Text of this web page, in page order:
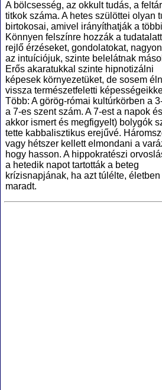
A bölcsesség, az okkult tudás, a
titkok száma. A hetes szülöttei olyan
birtokosai, amivel irányíthatják a
Könnyen felszínre hozzák a
rejlő érzéseket, gondolatokat,
az intuíciójuk, szinte belelátnak
Erős akaratukkal szinte hipnotizálni
képesek környezetüket, de sosem
vissza természetfeletti
Több: A görög-római kultúrkörben a
a 7-es szent szám. A 7-est a napok
akkor ismert és megfigyelt) bolygók
tette kabbalisztikus erejűvé.
vagy hétszer kellett elmondani a
hogy hasson. A hippokratészi
a hetedik napot tartották a beteg
krízisnapjának, ha azt túlélte, életben
maradt.